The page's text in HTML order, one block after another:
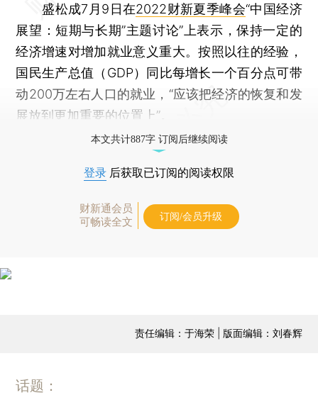
盛松成7月9日在2022财新夏季峰会“中国经济
展望：短期与长期”主题讨论”上表示，保持一定的
经济增速对增加就业意义重大。按照以往的经验，
国民生产总值（GDP）同比每增长一个百分点可带
动200万左右人口的就业，“应该把经济的恢复和发
展放到更加重要的位置上”。
本文共计887字 订阅后继续阅读
登录 后获取已订阅的阅读权限
财新通会员
可畅读全文
订阅/会员升级
责任编辑：于海荣 | 版面编辑：刘春辉
话题：